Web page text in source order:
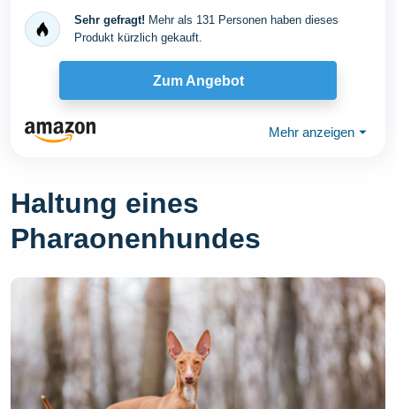
Sehr gefragt! Mehr als 131 Personen haben dieses
Produkt kürzlich gekauft.
Zum Angebot
Mehr anzeigen ⏷
Haltung eines
Pharaonenhundes